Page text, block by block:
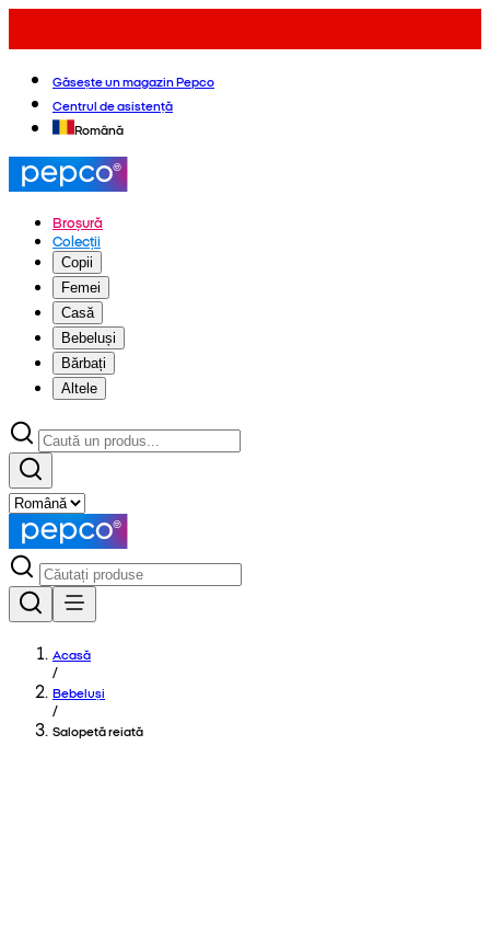
Găsește un magazin Pepco
Centrul de asistență
Română
Broșură
Colecții
Copii
Femei
Casă
Bebeluși
Bărbați
Altele
Acasă
/
Bebeluși
/
Salopetă reiată